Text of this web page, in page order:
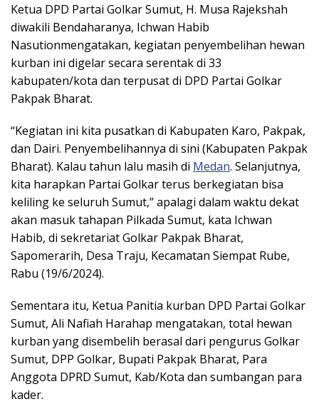
Ketua DPD Partai Golkar Sumut, H. Musa Rajekshah
diwakili Bendaharanya, Ichwan Habib
Nasutionmengatakan, kegiatan penyembelihan hewan
kurban ini digelar secara serentak di 33
kabupaten/kota dan terpusat di DPD Partai Golkar
Pakpak Bharat.
“Kegiatan ini kita pusatkan di Kabupaten Karo, Pakpak,
dan Dairi. Penyembelihannya di sini (Kabupaten Pakpak
Bharat). Kalau tahun lalu masih di Medan. Selanjutnya,
kita harapkan Partai Golkar terus berkegiatan bisa
keliling ke seluruh Sumut,” apalagi dalam waktu dekat
akan masuk tahapan Pilkada Sumut, kata Ichwan
Habib, di sekretariat Golkar Pakpak Bharat,
Sapomerarih, Desa Traju, Kecamatan Siempat Rube,
Rabu (19/6/2024).
Sementara itu, Ketua Panitia kurban DPD Partai Golkar
Sumut, Ali Nafiah Harahap mengatakan, total hewan
kurban yang disembelih berasal dari pengurus Golkar
Sumut, DPP Golkar, Bupati Pakpak Bharat, Para
Anggota DPRD Sumut, Kab/Kota dan sumbangan para
kader.